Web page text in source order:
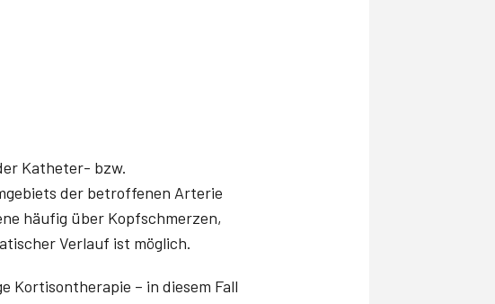
Katheter- bzw.
der betroffenen Arterie
häufig über Kopfschmerzen,
Verlauf ist möglich.
Kortisontherapie – in diesem Fall